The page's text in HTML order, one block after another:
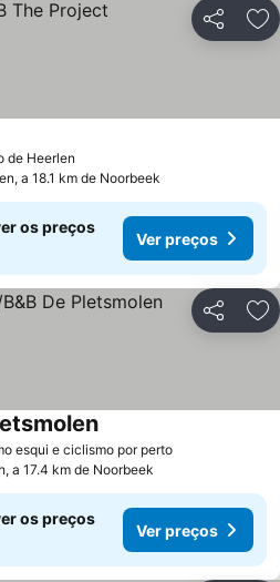
Partilhar
de Heerlen
a 18.1 km de Noorbeek
os preços
Ver preços
Partilhar
esqui e ciclismo por perto
a 17.4 km de Noorbeek
os preços
Ver preços